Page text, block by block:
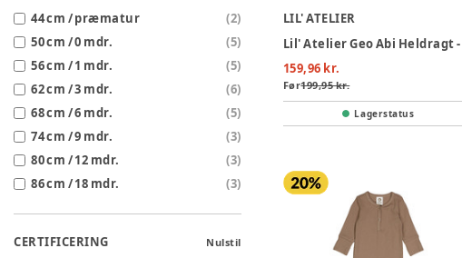
44 cm / præmatur (2)
50 cm / 0 mdr.
(5)
56 cm / 1 mdr.
(5)
62 cm / 3 mdr.
(6)
68 cm / 6 mdr.
(5)
74 cm / 9 mdr.
(3)
80 cm / 12 mdr.
(3)
86 cm / 18 mdr.
(3)
CERTIFICERING Nulstil
LIL' ATELIER
159,96 kr.
Før199,95 kr.
Lagerstatus